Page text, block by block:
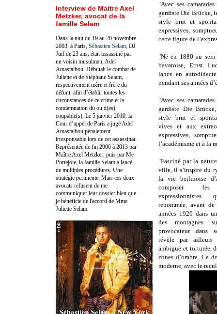
"Avec ses
gardiste Die Brücke,
style brut et
expressives,
cette figure de
"Né en 1880 au
bavaroise, Ernst
lance en
pendant ses années
"Avec ses
gardiste Die
style brut et
vives et aux
expressives,
l’académisme et à la
"Fasciné par la
ville, il s’inspire du
la vie berlinoise
composer les
renommée, avant
années 1920 dans
des montagnes
provocateur dans
révèle par ailleurs
ambiguë et torturée,
zones d’ombre. Ce
moderne, avec le
Interview de Maitre Axel
Metzker, avocat de la
famille Selam
Dans la nuit du 19 au 20 novembre
2003, à Paris, Sébastien Selam , DJ
Juif de 23 ans, était assassiné par
un voisin musulman, Adel
Amastaibou. Débutait le combat de
Juliette et de Stéphane Selam,
respectivement mère et frère du
défunt, afin d’établir toutes les
circonstances de ce crime et la
condamnation du ou d(es)
coupable(s). Le 5 janvier 2010, la
Cour d’appel de Paris a jugé Adel
Amastaibou pénalement
irresponsable lors de cet assassinat.
Représentée de fin 2006 à 2013 par
Maître Axel Metzker, puis par Me
Portejoie, la famille Selam a lancé
de multiples procédures. Une
stratégie pertinente. Mais ces deux
avocats refusent de me
communiquer leur dossier bien que
je bénéficie de l'accord de Mme
Juliette Selam.